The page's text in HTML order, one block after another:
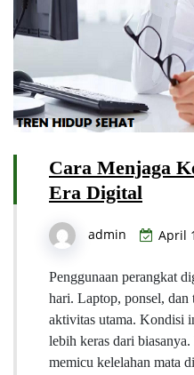
Cara Menjaga
Era Digital
admin April
Penggunaan perangkat
hari. Laptop, ponsel, dan
aktivitas utama. Kondisi
lebih keras dari
memicu kelelahan mata